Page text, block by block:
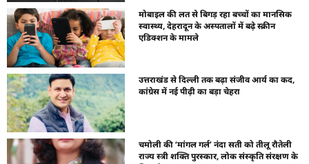
मोबाइल की लत से बिगड़ रहा बच्चों का मानसिक
स्वास्थ्य, देहरादून के अस्पतालों में बढ़े स्क्रीन
एडिक्शन के मामले
उत्तराखंड से दिल्ली तक बढ़ा संजीव आर्य का कद,
कांग्रेस में नई पीढ़ी का बड़ा चेहरा
चमोली की ‘मांगल गर्ल’ नंदा सती को तीलू रौतेली
राज्य स्त्री शक्ति पुरस्कार, लोक संस्कृति संरक्षण के